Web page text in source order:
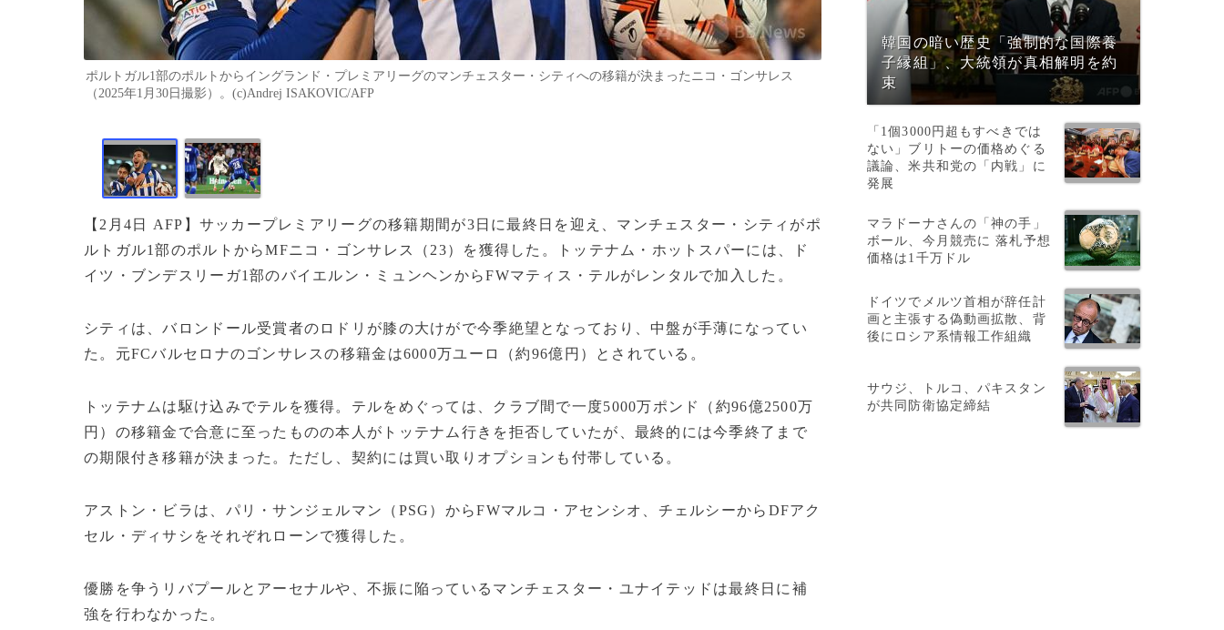
ポルトガル1部のポルトからイングランド・プレミアリーグのマンチェスター・シティへの移籍が決まったニコ・ゴンサレス
（2025年1月30日撮影）。(c)Andrej ISAKOVIC/AFP
【2月4日 AFP】サッカープレミアリーグの移籍期間が3日に最終日を迎え、マンチェスター・シティがポ
ルトガル1部のポルトからMFニコ・ゴンサレス（23）を獲得した。トッテナム・ホットスパーには、ド
イツ・ブンデスリーガ1部のバイエルン・ミュンヘンからFWマティス・テルがレンタルで加入した。
シティは、バロンドール受賞者のロドリが膝の大けがで今季絶望となっており、中盤が手薄になってい
た。元FCバルセロナのゴンサレスの移籍金は6000万ユーロ（約96億円）とされている。
トッテナムは駆け込みでテルを獲得。テルをめぐっては、クラブ間で一度5000万ポンド（約96億2500万
円）の移籍金で合意に至ったものの本人がトッテナム行きを拒否していたが、最終的には今季終了まで
の期限付き移籍が決まった。ただし、契約には買い取りオプションも付帯している。
アストン・ビラは、パリ・サンジェルマン（PSG）からFWマルコ・アセンシオ、チェルシーからDFアク
セル・ディサシをそれぞれローンで獲得した。
優勝を争うリバプールとアーセナルや、不振に陥っているマンチェスター・ユナイテッドは最終日に補
強を行わなかった。
韓国の暗い歴史「強制的な国際養
子縁組」、大統領が真相解明を約
束
「1個3000円超もすべきでは
ない」ブリトーの価格めぐる
議論、米共和党の「内戦」に
発展
マラドーナさんの「神の手」
ボール、今月競売に 落札予想
価格は1千万ドル
ドイツでメルツ首相が辞任計
画と主張する偽動画拡散、背
後にロシア系情報工作組織
サウジ、トルコ、パキスタン
が共同防衛協定締結